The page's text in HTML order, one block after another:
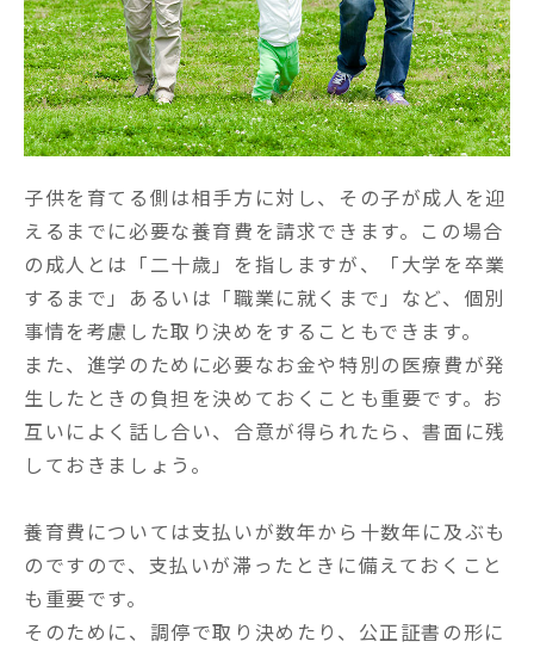
子供を育てる側は相手方に対し、その子が成人を迎
えるまでに必要な養育費を請求できます。この場合
の成人とは「二十歳」を指しますが、「大学を卒業
するまで」あるいは「職業に就くまで」など、個別
事情を考慮した取り決めをすることもできます。
また、進学のために必要なお金や特別の医療費が発
生したときの負担を決めておくことも重要です。お
互いによく話し合い、合意が得られたら、書面に残
しておきましょう。
養育費については支払いが数年から十数年に及ぶも
のですので、支払いが滞ったときに備えておくこと
も重要です。
そのために、調停で取り決めたり、公正証書の形に